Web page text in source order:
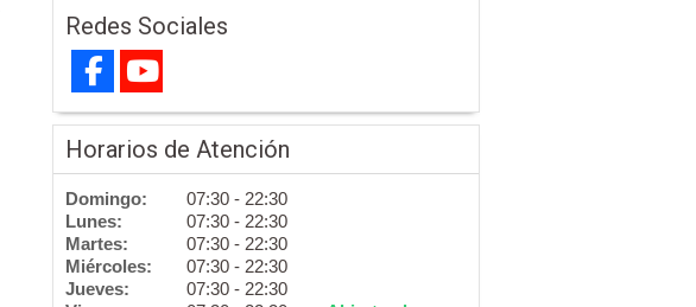
Redes Sociales
Horarios de Atención
Domingo:
07:30 - 22:30
Lunes:
07:30 - 22:30
Martes:
07:30 - 22:30
Miércoles:
07:30 - 22:30
Jueves:
07:30 - 22:30